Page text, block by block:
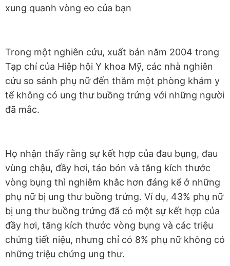
xung quanh vòng eo của bạn
Trong một nghiên cứu, xuất bản năm 2004 trong
Tạp chí của Hiệp hội Y khoa Mỹ, các nhà nghiên
cứu so sánh phụ nữ đến thăm một phòng khám y
tế không có ung thư buồng trứng với những người
đã mắc.
Họ nhận thấy rằng sự kết hợp của đau bụng, đau
vùng chậu, đầy hơi, táo bón và tăng kích thước
vòng bụng thì nghiêm khắc hơn đáng kể ở những
phụ nữ bị ung thư buồng trứng. Ví dụ, 43% phụ nữ
bị ung thư buồng trứng đã có một sự kết hợp của
đầy hơi, tăng kích thước vòng bụng và các triệu
chứng tiết niệu, nhưng chỉ có 8% phụ nữ không có
những triệu chứng ung thư.